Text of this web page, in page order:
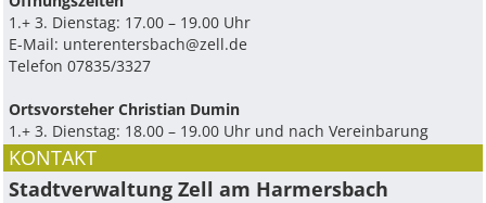
1.+ 3. Dienstag: 17.00 – 19.00 Uhr
E-Mail: unterentersbach@zell.de
Telefon 07835/3327
Ortsvorsteher Christian Dumin
1.+ 3. Dienstag: 18.00 – 19.00 Uhr und nach Vereinbarung
KONTAKT
Stadtverwaltung Zell am Harmersbach